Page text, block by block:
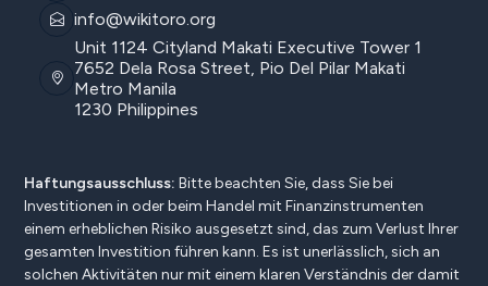
info@wikitoro.org
Unit 1124 Cityland Makati Executive Tower 1
7652 Dela Rosa Street, Pio Del Pilar Makati
Metro Manila
1230 Philippines
Haftungsausschluss: Bitte beachten Sie, dass Sie bei
Investitionen in oder beim Handel mit Finanzinstrumenten
einem erheblichen Risiko ausgesetzt sind, das zum Verlust Ihrer
gesamten Investition führen kann. Es ist unerlässlich, sich an
solchen Aktivitäten nur mit einem klaren Verständnis der damit